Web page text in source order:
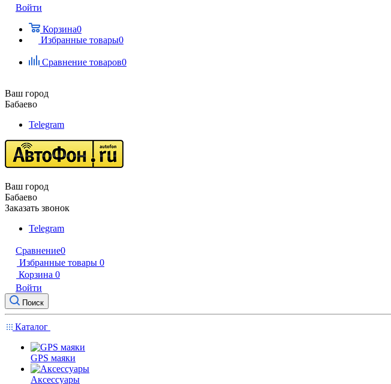
Войти
Корзина0
Избранные товары0
Сравнение товаров0
Ваш город
Бабаево
Telegram
Ваш город
Бабаево
Заказать звонок
Telegram
Сравнение0
Избранные товары 0
Корзина 0
Войти
Поиск
Каталог
GPS маяки
Аксессуары